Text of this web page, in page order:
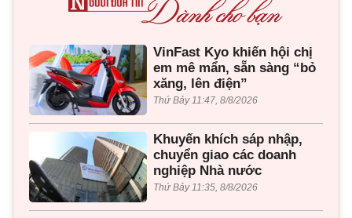
VinFast Kyo khiến hội chị
em mê mẩn, sẵn sàng “bỏ
xăng, lên điện”
Thứ Bảy 11:47, 8/8/2026
Khuyến khích sáp nhập,
chuyển giao các doanh
nghiệp Nhà nước
Thứ Bảy 11:35, 8/8/2026